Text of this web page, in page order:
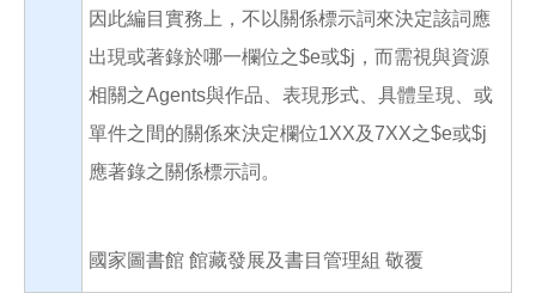
因此編目實務上，不以關係標示詞來決定該詞應
出現或著錄於哪一欄位之$e或$j，而需視與資源
相關之Agents與作品、表現形式、具體呈現、或
單件之間的關係來決定欄位1XX及7XX之$e或$j
應著錄之關係標示詞。
國家圖書館 館藏發展及書目管理組 敬覆